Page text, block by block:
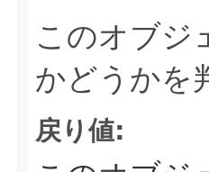
このオブジ
かどうかを
戻り値: